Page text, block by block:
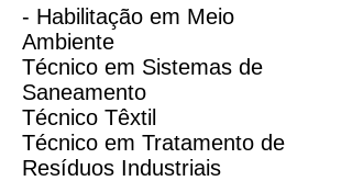
- Habilitação em Meio
Ambiente
Técnico em Sistemas de
Saneamento
Técnico Têxtil
Técnico em Tratamento de
Resíduos Industriais